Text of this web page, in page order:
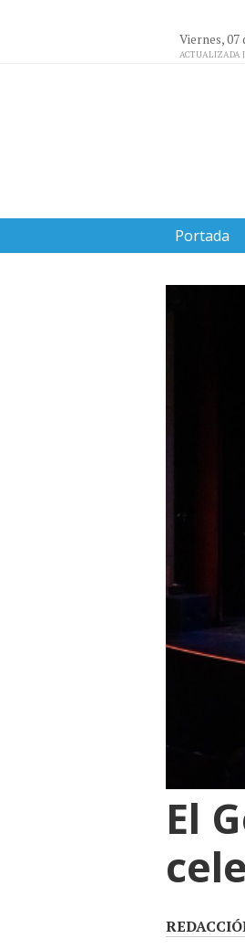
Viernes, 07
ACTUALIZADA
Portada
El